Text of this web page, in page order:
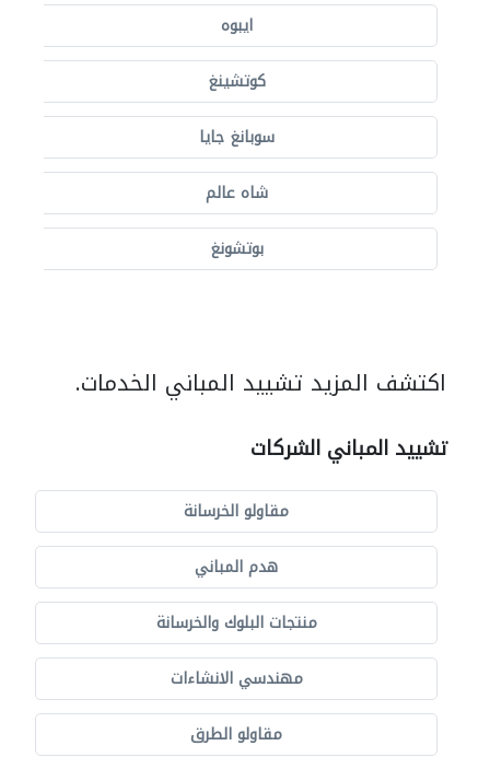
ايبوه
كوتشينغ
سوبانغ جايا
شاه عالم
بوتشونغ
اكتشف المزيد تشييد المباني الخدمات.
تشييد المباني الشركات
مقاولو الخرسانة
هدم المباني
منتجات البلوك والخرسانة
مهندسي الانشاءات
مقاولو الطرق